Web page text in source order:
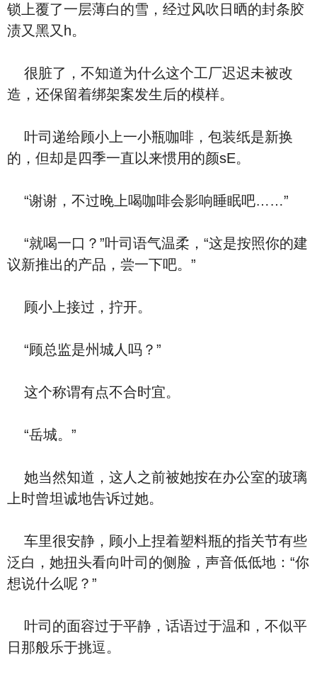
锁上覆了一层薄白的雪，经过风吹日晒的封条胶
渍又黑又h。
很脏了，不知道为什么这个工厂迟迟未被改
造，还保留着绑架案发生后的模样。
叶司递给顾小上一小瓶咖啡，包装纸是新换
的，但却是四季一直以来惯用的颜sE。
“谢谢，不过晚上喝咖啡会影响睡眠吧……”
“就喝一口？”叶司语气温柔，“这是按照你的建
议新推出的产品，尝一下吧。”
顾小上接过，拧开。
“顾总监是州城人吗？”
这个称谓有点不合时宜。
“岳城。”
她当然知道，这人之前被她按在办公室的玻璃
上时曾坦诚地告诉过她。
车里很安静，顾小上捏着塑料瓶的指关节有些
泛白，她扭头看向叶司的侧脸，声音低低地：“你
想说什么呢？”
叶司的面容过于平静，话语过于温和，不似平
日那般乐于挑逗。